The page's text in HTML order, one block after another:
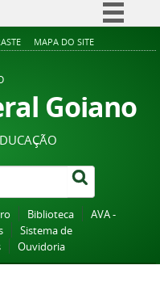
Simplifique!
Acesso à informação
Legislação
Canais
MAPA DO SITE
Goiano
Biblioteca
AVA -
Sistema de
Ouvidoria